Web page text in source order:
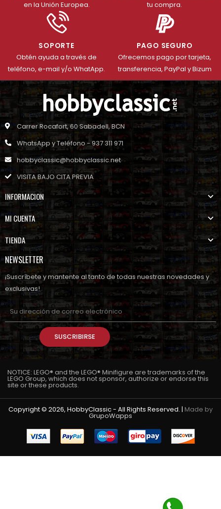
en la Unión Europea.
tu compra.
SOPORTE
Obtén ayuda a través de
teléfono, e-mail y/o WhatApp.
PAGO SEGURO
Ofrecemos pago por tarjeta,
transferencia, PayPal y Bizum
Carrer Rocafort, 60 Sabadell, BCN
WhatsApp y Teléfono - 937 311 971
hobbyclassic@hobbyclassic.net
VISITA BAJO CITA PREVIA
INFORMACION
MI CUENTA
TIENDA
NEWSLETTER
¡Suscríbete y mantente al tanto de todas nuestras novedades y
exclusivas!
SUSCRIBIRSE
NOTICE: LEGO® and the LEGO® Minifigure are trademarks of the
LEGO Group, which does not sponsor, authorize or endorse this
site or these products.
Copyright © 2026, HobbyClassic - All Rights Reserved. | Made by
GrupoWapps